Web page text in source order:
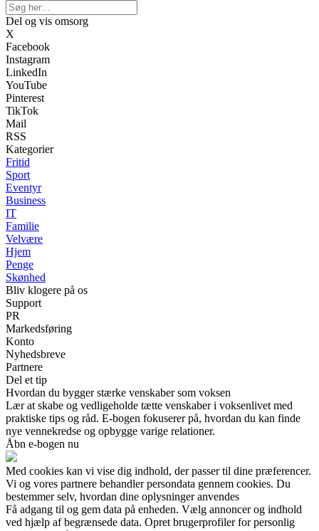
Del og vis omsorg
X
Facebook
Instagram
LinkedIn
YouTube
Pinterest
TikTok
Mail
RSS
Kategorier
Fritid
Sport
Eventyr
Business
IT
Familie
Velvære
Hjem
Penge
Skønhed
Bliv klogere på os
Support
PR
Markedsføring
Konto
Nyhedsbreve
Partnere
Del et tip
Hvordan du bygger stærke venskaber som voksen
Lær at skabe og vedligeholde tætte venskaber i voksenlivet med
praktiske tips og råd. E-bogen fokuserer på, hvordan du kan finde
nye vennekredse og opbygge varige relationer.
Åbn e-bogen nu
Med cookies kan vi vise dig indhold, der passer til dine præferencer.
Vi og vores partnere behandler persondata gennem cookies. Du
bestemmer selv, hvordan dine oplysninger anvendes
Få adgang til og gem data på enheden. Vælg annoncer og indhold
ved hjælp af begrænsede data. Opret brugerprofiler for personlig